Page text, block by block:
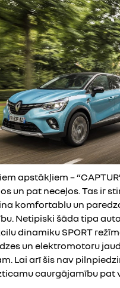
apstākļiem –
un pat neceļos. Tas ir
komfortablu un
Netipiski šāda tipa
dinamiku SPORT
un elektromotoru
Lai arī šis nav
caurgājamību pat